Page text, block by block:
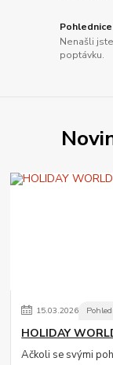
Nenašli
poptávku.
15.03.2026
HOLIDAY
Ačkoli se svými